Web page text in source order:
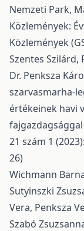
Nemzeti Park,
Közlemények:
Közlemények
Szentes Szilárd,
Dr. Penksza
szarvasmarha-
értékeinek havi
fajgazdagsággal
21 szám 1
26)
Wichmann
Sutyinszki
Vera, Penksza
Szabó